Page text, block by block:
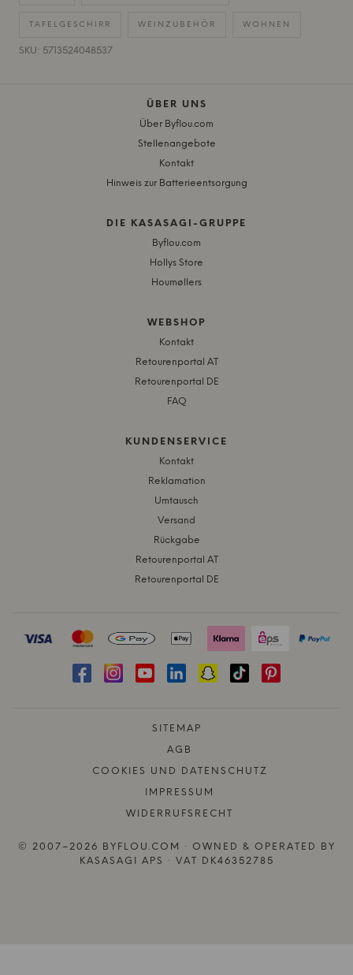
TAFELGESCHIRR WEINZUBEHÖR WOHNEN
SKU: 5713524048537
ÜBER UNS
Über Byflou.com
Stellenangebote
Kontakt
Hinweis zur Batterieentsorgung
DIE KASASAGI-GRUPPE
Byflou.com
Hollys Store
Houmøllers
WEBSHOP
Kontakt
Retourenportal AT
Retourenportal DE
FAQ
KUNDENSERVICE
Kontakt
Reklamation
Umtausch
Versand
Rückgabe
Retourenportal AT
Retourenportal DE
SITEMAP
AGB
COOKIES UND DATENSCHUTZ
IMPRESSUM
WIDERRUFSRECHT
© 2007–2026 BYFLOU.COM · OWNED & OPERATED BY
KASASAGI APS · VAT DK46352785